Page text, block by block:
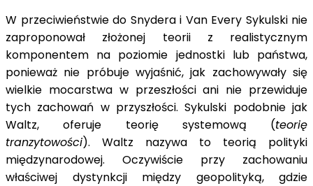
W przeciwieństwie do Snydera i Van Every Sykulski nie
zaproponował złożonej teorii z realistycznym
komponentem na poziomie jednostki lub państwa,
ponieważ nie próbuje wyjaśnić, jak zachowywały się
wielkie mocarstwa w przeszłości ani nie przewiduje
tych zachowań w przyszłości. Sykulski podobnie jak
Waltz, oferuje teorię systemową (teorię
tranzytowości). Waltz nazywa to teorią polityki
międzynarodowej. Oczywiście przy zachowaniu
właściwej dystynkcji między geopolityką, gdzie